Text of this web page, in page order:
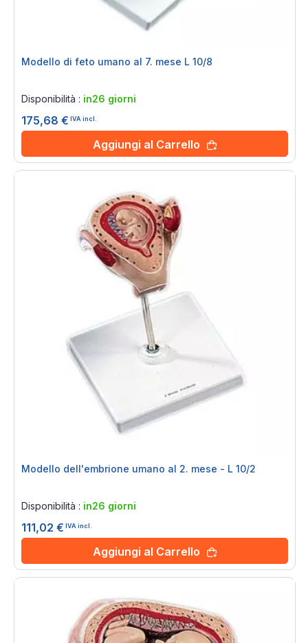
Modello di feto umano al 7. mese L 10/8
Disponibilità : in26 giorni
175,68 € IVA incl.
Aggiungi al Carrello
Modello dell'embrione umano al 2. mese - L 10/2
Disponibilità : in26 giorni
111,02 € IVA incl.
Aggiungi al Carrello